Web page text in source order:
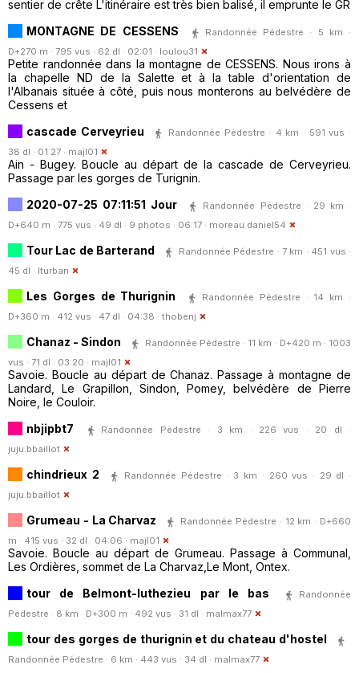
sentier de crête L'itinéraire est très bien balisé, il emprunte le GR
MONTAGNE DE CESSENS
Randonnée Pédestre · 5 km ·
D+270 m · 795 vus · 62 dl · 02:01 · loulou31
Petite randonnée dans la montagne de CESSENS. Nous irons à
la chapelle ND de la Salette et à la table d'orientation de
l'Albanais située à côté, puis nous monterons au belvédère de
Cessens et
cascade Cerveyrieu
Randonnée Pédestre · 4 km · 591 vus ·
38 dl · 01:27 · majl01
Ain - Bugey. Boucle au départ de la cascade de Cerveyrieu.
Passage par les gorges de Turignin.
2020-07-25 07:11:51 Jour
Randonnée Pédestre · 29 km ·
D+640 m · 775 vus · 49 dl · 9 photos · 06:17 · moreau.daniel54
Tour Lac de Barterand
Randonnée Pédestre · 7 km · 451 vus ·
45 dl · lturban
Les Gorges de Thurignin
Randonnée Pédestre · 14 km ·
D+360 m · 412 vus · 47 dl · 04:38 · thobenj
Chanaz - Sindon
Randonnée Pédestre · 11 km · D+420 m · 1003
vus · 71 dl · 03:20 · majl01
Savoie. Boucle au départ de Chanaz. Passage à montagne de
Landard, Le Grapillon, Sindon, Pomey, belvédère de Pierre
Noire, le Couloir.
nbjipbt7
Randonnée Pédestre · 3 km · 226 vus · 20 dl ·
juju.bbaillot
chindrieux 2
Randonnée Pédestre · 3 km · 260 vus · 29 dl ·
juju.bbaillot
Grumeau - La Charvaz
Randonnée Pédestre · 12 km · D+660
m · 415 vus · 32 dl · 04:06 · majl01
Savoie. Boucle au départ de Grumeau. Passage à Communal,
Les Ordières, sommet de La Charvaz,Le Mont, Ontex.
tour de Belmont-luthezieu par le bas
Randonnée
Pédestre · 8 km · D+300 m · 492 vus · 31 dl · malmax77
tour des gorges de thurignin et du chateau d'hostel
Randonnée Pédestre · 6 km · 443 vus · 34 dl · malmax77